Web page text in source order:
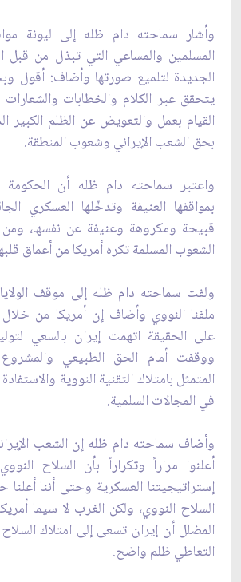
وأشار سماحته دام ظله إلى ليونة
المسلمين والمساعي التي تبذل من قبل
الجديدة لتلميع صورتها وأضاف: أقول
يتحقق عبر الكلام والخطابات
القيام بعمل والتعويض عن الظلم الكبير
بحق الشعب الإيراني وشعوب المنطقة.
واعتبر سماحته دام ظله أن الحكومة
بمواقفها العنيفة وتدخّلها العسكري
قبيحة ومكروهة وعنيفة عن نفسها،
الشعوب المسلمة تكره أمريكا من أعماق
ولفت سماحته دام ظله إلى موقف
ملفنا النووي وأضاف إن أمريكا من خلال
على الحقيقة اتهمت إيران بالسعي
ووقفت أمام الحق الطبيعي والمشروع
المتمثل بامتلاك التقنية النووية
في المجالات السلمية.
وأضاف سماحته دام ظله إن الشعب
أعلنوا مراراً وتكراراً بأن السلاح
إستراتيجيتنا العسكرية وحتى أننا أعلنا
السلاح النووي، ولكن الغرب لا سيما
المضلل أن إيران تسعى إلى امتلاك
التعاطي ظلم واضح.